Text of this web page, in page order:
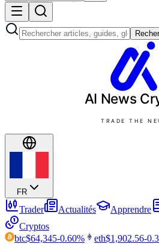
AI News
TRADE THE
FR
Trader Actualités Apprendre
Cryptos
btc$64,345-0.60% eth$1,902.56-